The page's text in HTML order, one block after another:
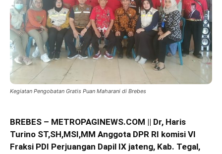
Kegiatan Pengobatan Gratis Puan Maharani di Brebes
BREBES – METROPAGINEWS.COM || Dr, Haris
Turino ST,SH,MSI,MM Anggota DPR RI komisi VI
Fraksi PDI Perjuangan Dapil IX jateng, Kab. Tegal,